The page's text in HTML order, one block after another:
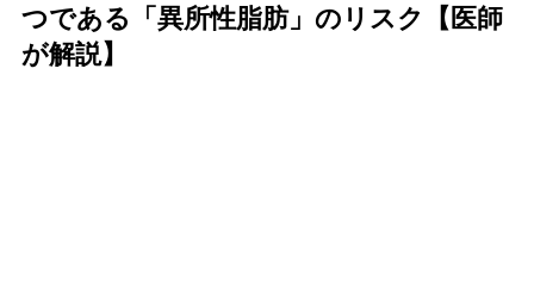
つである「異所性脂肪」のリスク【医師
が解説】